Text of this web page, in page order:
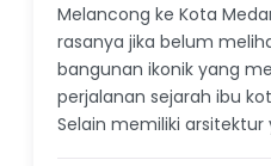
Melancong ke Kota
rasanya jika belum
bangunan ikonik yang
perjalanan sejarah ibu
Selain memiliki